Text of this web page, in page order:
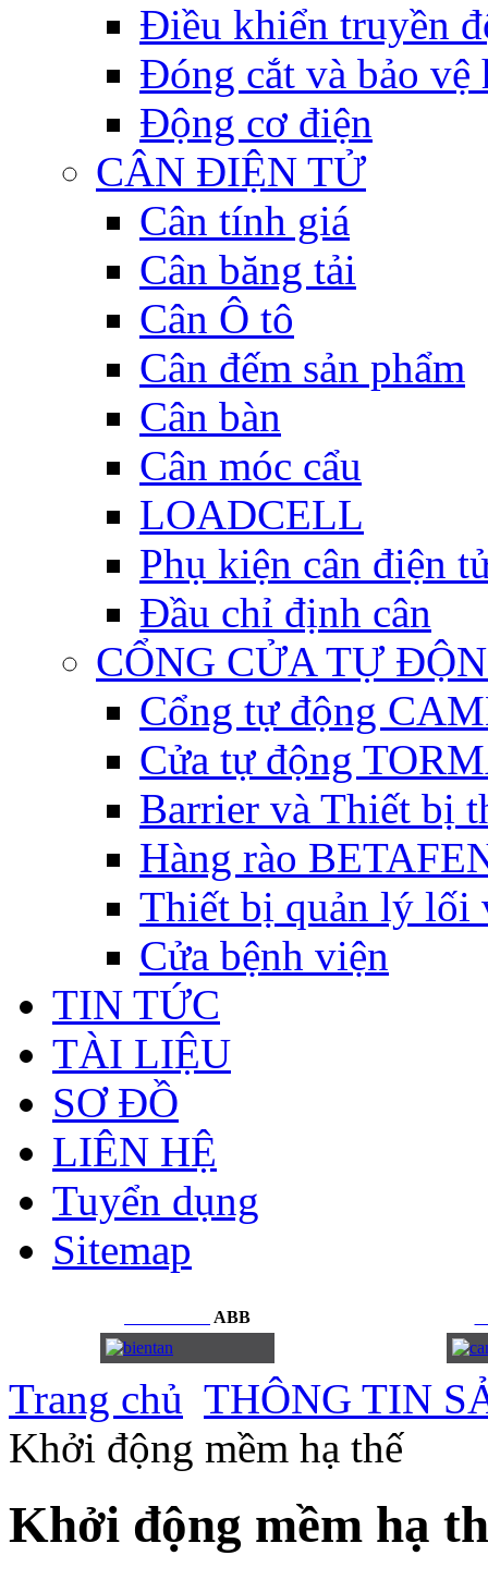
Điều khiển truyền
Đóng cắt và bảo vệ
Động cơ điện
CÂN ĐIỆN TỬ
Cân tính giá
Cân băng tải
Cân Ô tô
Cân đếm sản phẩm
Cân bàn
Cân móc cẩu
LOADCELL
Phụ kiện cân điện
Đầu chỉ định cân
CỔNG CỬA TỰ
Cổng tự động
Cửa tự động
Barrier và Thiết bị
Hàng rào
Thiết bị quản lý lối
Cửa bệnh viện
TIN TỨC
TÀI LIỆU
SƠ ĐỒ
LIÊN HỆ
Tuyển dụng
Sitemap
ABB
Trang chủ THÔNG TIN
Khởi động mềm hạ thế
Khởi động mềm hạ